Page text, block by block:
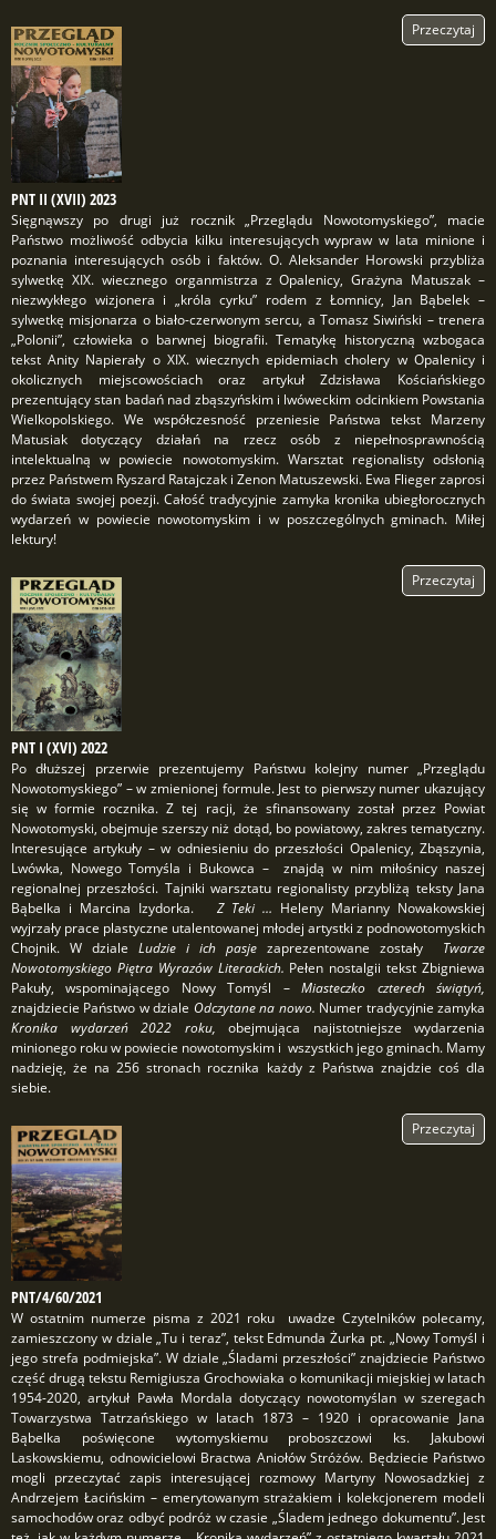
Przeczytaj
PNT II (XVII) 2023
Sięgnąwszy po drugi już rocznik „Przeglądu Nowotomyskiego”, macie
Państwo możliwość odbycia kilku interesujących wypraw w lata minione i
poznania interesujących osób i faktów. O. Aleksander Horowski przybliża
sylwetkę XIX. wiecznego organmistrza z Opalenicy, Grażyna Matuszak –
niezwykłego wizjonera i „króla cyrku” rodem z Łomnicy, Jan Bąbelek –
sylwetkę misjonarza o biało-czerwonym sercu, a Tomasz Siwiński – trenera
„Polonii”, człowieka o barwnej biografii. Tematykę historyczną wzbogaca
tekst Anity Napierały o XIX. wiecznych epidemiach cholery w Opalenicy i
okolicznych miejscowościach oraz artykuł Zdzisława Kościańskiego
prezentujący stan badań nad zbąszyńskim i lwóweckim odcinkiem Powstania
Wielkopolskiego. We współczesność przeniesie Państwa tekst Marzeny
Matusiak dotyczący działań na rzecz osób z niepełnosprawnością
intelektualną w powiecie nowotomyskim. Warsztat regionalisty odsłonią
przez Państwem Ryszard Ratajczak i Zenon Matuszewski. Ewa Flieger zaprosi
do świata swojej poezji. Całość tradycyjnie zamyka kronika ubiegłorocznych
wydarzeń w powiecie nowotomyskim i w poszczególnych gminach. Miłej
lektury!
Przeczytaj
PNT I (XVI) 2022
Po dłuższej przerwie prezentujemy Państwu kolejny numer „Przeglądu
Nowotomyskiego” – w zmienionej formule. Jest to pierwszy numer ukazujący
się w formie rocznika. Z tej racji, że sfinansowany został przez Powiat
Nowotomyski, obejmuje szerszy niż dotąd, bo powiatowy, zakres tematyczny.
Interesujące artykuły – w odniesieniu do przeszłości Opalenicy, Zbąszynia,
Lwówka, Nowego Tomyśla i Bukowca – znajdą w nim miłośnicy naszej
regionalnej przeszłości. Tajniki warsztatu regionalisty przybliżą teksty Jana
Bąbelka i Marcina Izydorka.
Z Teki … Heleny Marianny Nowakowskiej
wyjrzały prace plastyczne utalentowanej młodej artystki z podnowotomyskich
Chojnik. W dziale Ludzie i ich pasje zaprezentowane zostały Twarze
Nowotomyskiego Piętra Wyrazów Literackich. Pełen nostalgii tekst Zbigniewa
Pakuły, wspominającego Nowy Tomyśl –Miasteczko czterech świątyń,
znajdziecie Państwo w dziale Odczytane na nowo. Numer tradycyjnie zamyka
Kronika wydarzeń 2022 roku, obejmująca najistotniejsze wydarzenia
minionego roku w powiecie nowotomyskim i wszystkich jego gminach. Mamy
nadzieję, że na 256 stronach rocznika każdy z Państwa znajdzie coś dla
siebie.
Przeczytaj
PNT/4/60/2021
W ostatnim numerze pisma z 2021 roku uwadze Czytelników polecamy,
zamieszczony w dziale „Tu i teraz”, tekst Edmunda Żurka pt. „Nowy Tomyśl i
jego strefa podmiejska”. W dziale „Śladami przeszłości” znajdziecie Państwo
część drugą tekstu Remigiusza Grochowiaka o komunikacji miejskiej w latach
1954-2020, artykuł Pawła Mordala dotyczący nowotomyślan w szeregach
Towarzystwa Tatrzańskiego w latach 1873 – 1920 i opracowanie Jana
Bąbelka poświęcone wytomyskiemu proboszczowi ks. Jakubowi
Laskowskiemu, odnowicielowi Bractwa Aniołów Stróżów. Będziecie Państwo
mogli przeczytać zapis interesującej rozmowy Martyny Nowosadzkiej z
Andrzejem Łacińskim – emerytowanym strażakiem i kolekcjonerem modeli
samochodów oraz odbyć podróż w czasie „Śladem jednego dokumentu”. Jest